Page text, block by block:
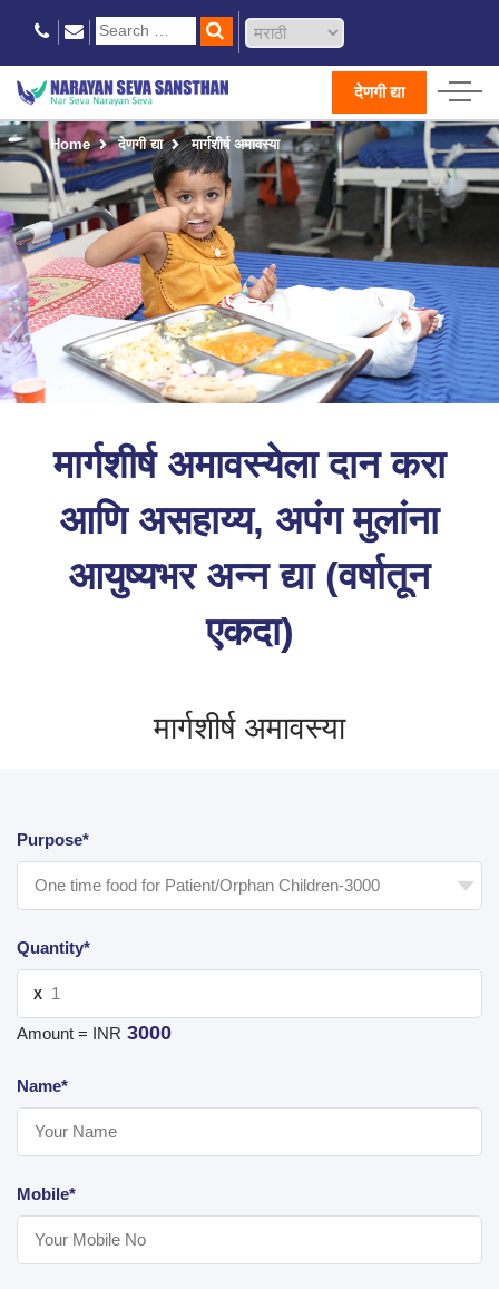
देणगी द्या
Home देणगी द्या मार्गशीर्ष अमावस्या
मार्गशीर्ष अमावस्येला दान करा
आणि असहाय्य, अपंग मुलांना
आयुष्यभर अन्न द्या (वर्षातून
एकदा)
मार्गशीर्ष अमावस्या
Purpose*
Quantity*
X
Amount = INR 3000
Name*
Mobile*